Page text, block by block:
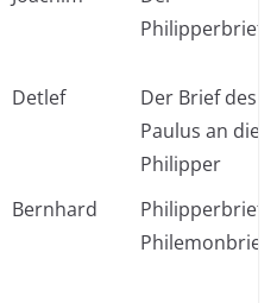
Philipperbrief
Detlef
Der Brief des
Paulus an die
Philipper
Bernhard
Philipperbrief /
Philemonbrief